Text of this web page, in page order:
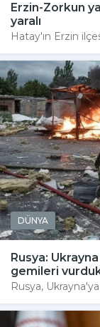
Erzin-Zorkun
yaralı
Hatay'ın Erzin
DÜNYA
Rusya:
gemileri
Rusya,